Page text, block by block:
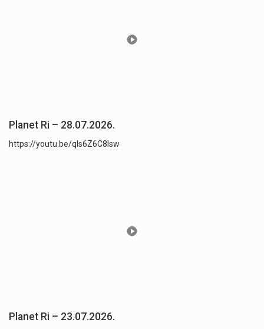
Planet Ri – 28.07.2026.
https://youtu.be/qls6Z6C8lsw
Planet Ri – 23.07.2026.